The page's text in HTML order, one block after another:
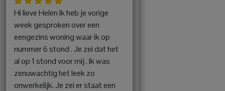
Hi lieve Helen Ik heb je vorige
week gesproken over een
eengezins woning waar ik op
nummer 6 stond . Je zei dat het
al op 1 stond voor mij . Ik was
zenuwachtig het leek zo
onwerkelijk. Je zei er staat een